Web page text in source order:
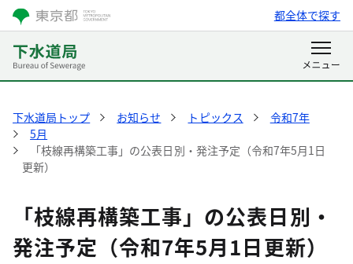
都全体で探す
下水道局トップ お知らせ トピックス
令和7年
5月
「枝線再構築工事」の公表日別・発注予定（令和7年5月1日
更新）
「枝線再構築工事」の公表日別・
発注予定（令和7年5月1日更新）